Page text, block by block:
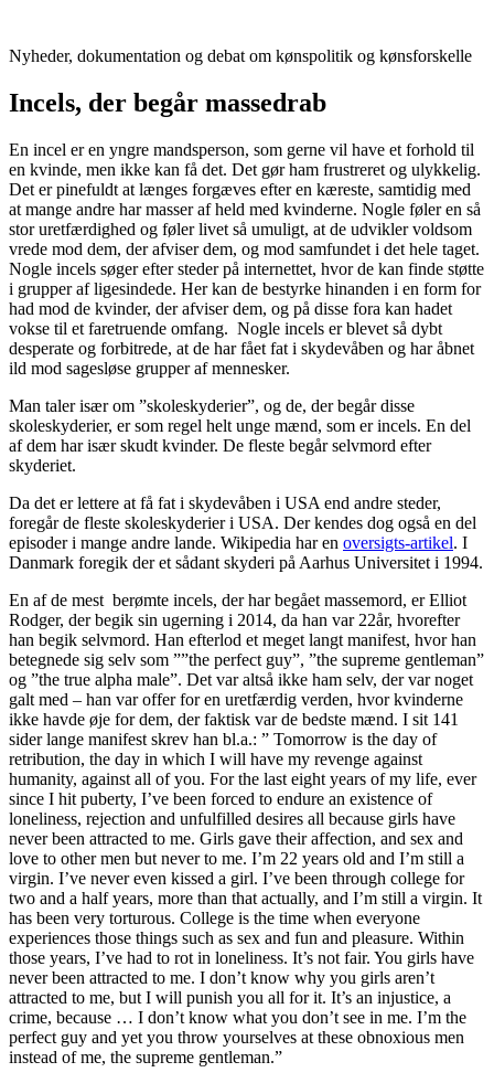
indhold
Nyheder, dokumentation og debat om kønspolitik og kønsforskelle
Incels, der begår massedrab
En incel er en yngre mandsperson, som gerne vil have et forhold til
en kvinde, men ikke kan få det. Det gør ham frustreret og ulykkelig.
Det er pinefuldt at længes forgæves efter en kæreste, samtidig med
at mange andre har masser af held med kvinderne. Nogle føler en så
stor uretfærdighed og føler livet så umuligt, at de udvikler voldsom
vrede mod dem, der afviser dem, og mod samfundet i det hele taget.
Nogle incels søger efter steder på internettet, hvor de kan finde støtte
i grupper af ligesindede. Her kan de bestyrke hinanden i en form for
had mod de kvinder, der afviser dem, og på disse fora kan hadet
vokse til et faretruende omfang. Nogle incels er blevet så dybt
desperate og forbitrede, at de har fået fat i skydevåben og har åbnet
ild mod sagesløse grupper af mennesker.
Man taler især om ”skoleskyderier”, og de, der begår disse
skoleskyderier, er som regel helt unge mænd, som er incels. En del
af dem har især skudt kvinder. De fleste begår selvmord efter
skyderiet.
Da det er lettere at få fat i skydevåben i USA end andre steder,
foregår de fleste skoleskyderier i USA. Der kendes dog også en del
episoder i mange andre lande. Wikipedia har en oversigts-artikel. I
Danmark foregik der et sådant skyderi på Aarhus Universitet i 1994.
En af de mest berømte incels, der har begået massemord, er Elliot
Rodger, der begik sin ugerning i 2014, da han var 22år, hvorefter
han begik selvmord. Han efterlod et meget langt manifest, hvor han
betegnede sig selv som ””the perfect guy”, ”the supreme gentleman”
og ”the true alpha male”. Det var altså ikke ham selv, der var noget
galt med – han var offer for en uretfærdig verden, hvor kvinderne
ikke havde øje for dem, der faktisk var de bedste mænd. I sit 141
sider lange manifest skrev han bl.a.: ” Tomorrow is the day of
retribution, the day in which I will have my revenge against
humanity, against all of you. For the last eight years of my life, ever
since I hit puberty, I’ve been forced to endure an existence of
loneliness, rejection and unfulfilled desires all because girls have
never been attracted to me. Girls gave their affection, and sex and
love to other men but never to me. I’m 22 years old and I’m still a
virgin. I’ve never even kissed a girl. I’ve been through college for
two and a half years, more than that actually, and I’m still a virgin. It
has been very torturous. College is the time when everyone
experiences those things such as sex and fun and pleasure. Within
those years, I’ve had to rot in loneliness. It’s not fair. You girls have
never been attracted to me. I don’t know why you girls aren’t
attracted to me, but I will punish you all for it. It’s an injustice, a
crime, because … I don’t know what you don’t see in me. I’m the
perfect guy and yet you throw yourselves at these obnoxious men
instead of me, the supreme gentleman.”